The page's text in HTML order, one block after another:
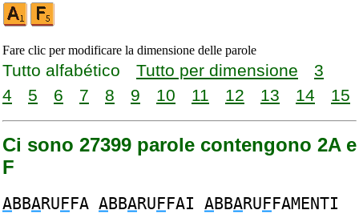
Fare clic per modificare la dimensione delle parole
Tutto alfabético Tutto per dimensione
3
4
5 6 7 8 9 10 11 12 13 14 15
Ci sono 27399 parole contengono 2A e
F
ABBARUFFA ABBARUFFAI ABBARUFFAMENTI